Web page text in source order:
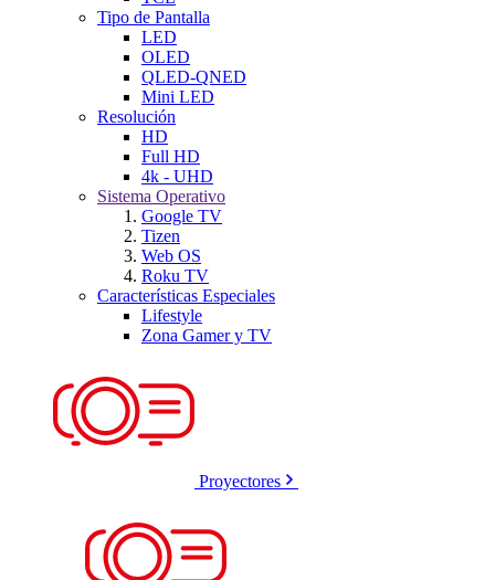
Tipo de Pantalla
LED
OLED
QLED-QNED
Mini LED
Resolución
HD
Full HD
4k - UHD
Sistema Operativo
Google TV
Tizen
Web OS
Roku TV
Características Especiales
Lifestyle
Zona Gamer y TV
Proyectores